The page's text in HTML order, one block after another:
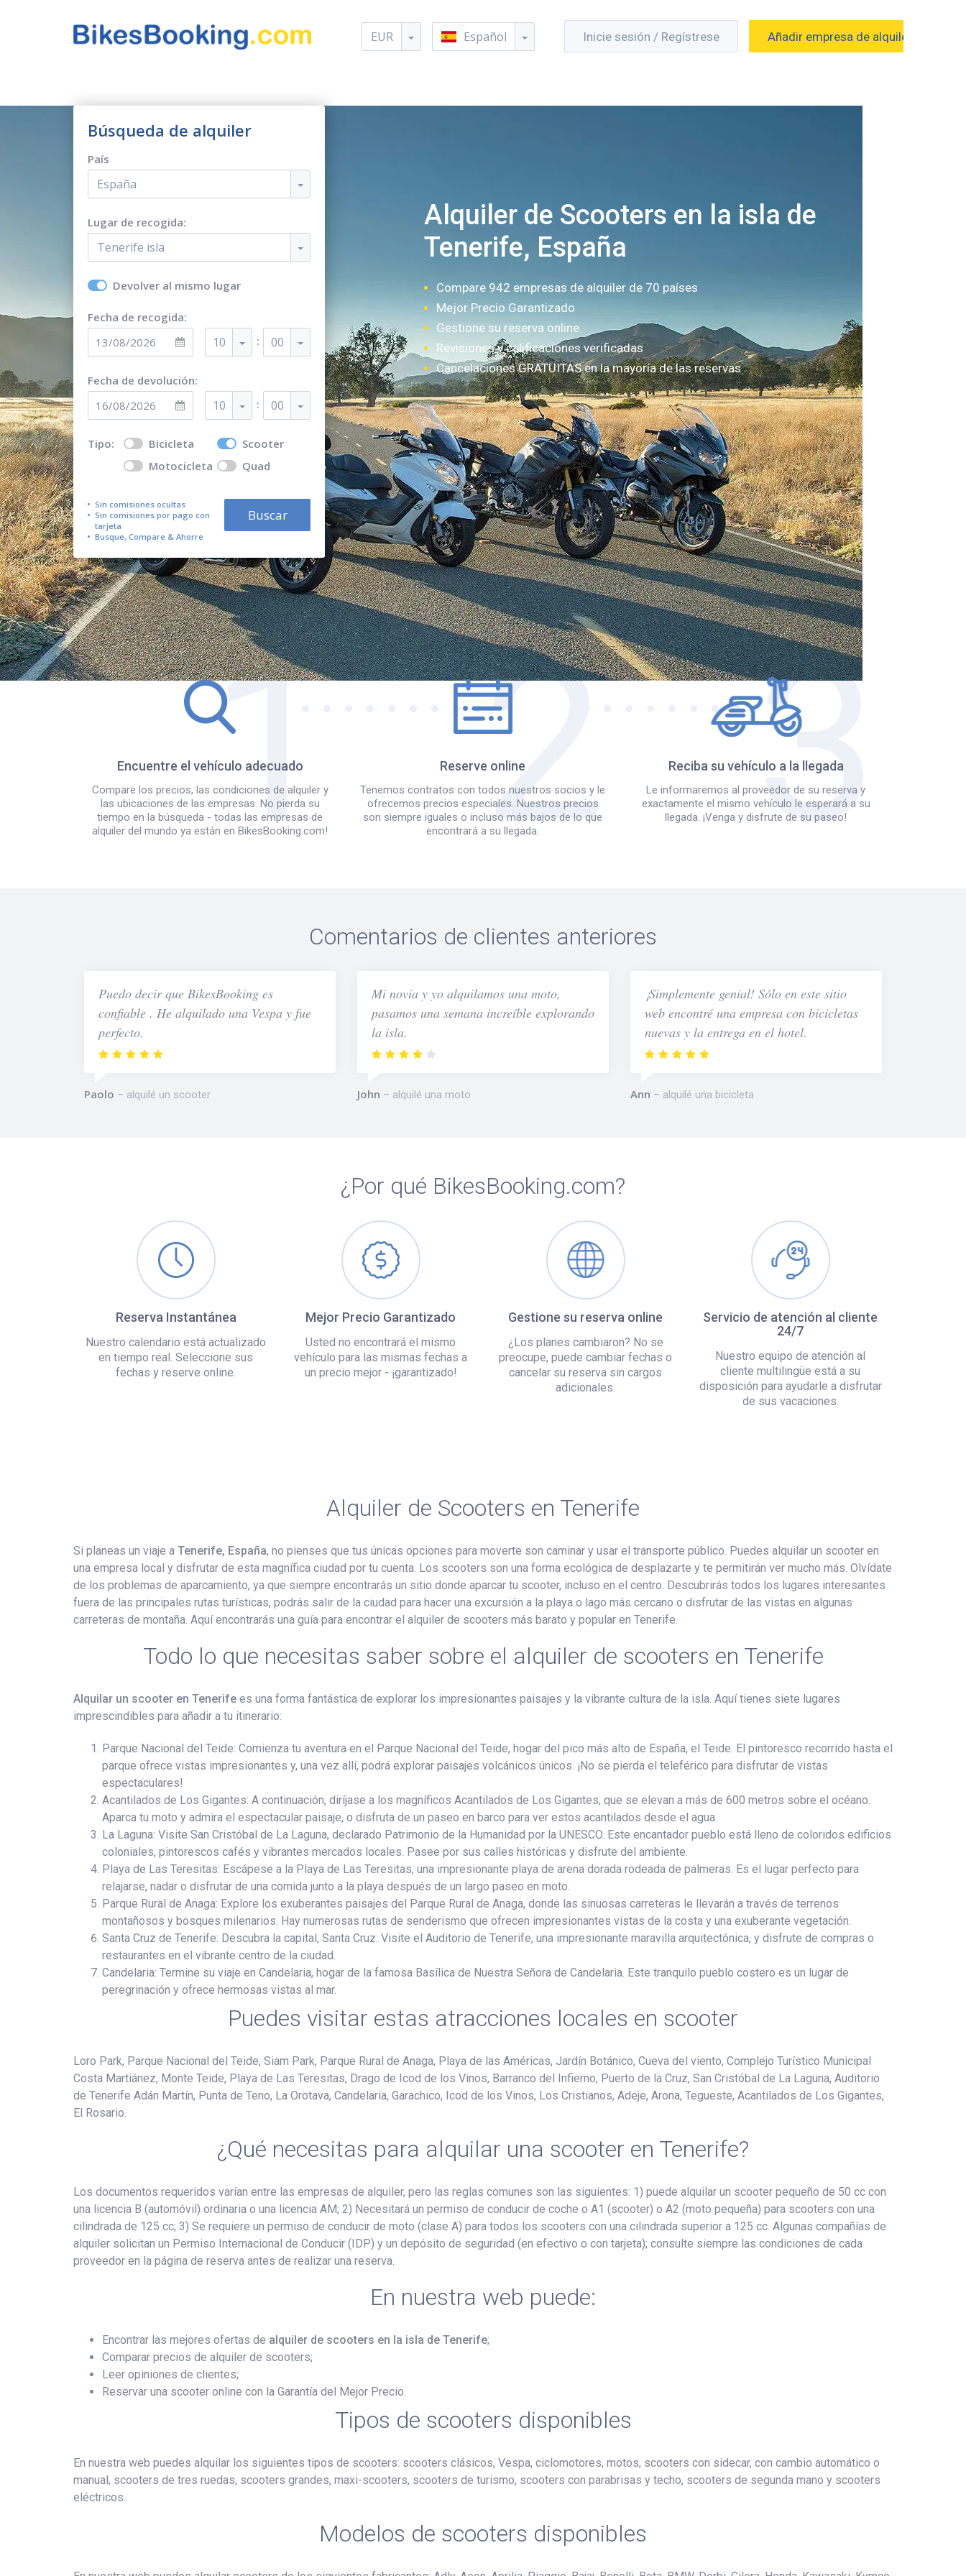
EUR Español Inicie sesión / Regístrese Añadir empresa de alquiler
Búsqueda de alquiler
País
España
Lugar de recogida:
Tenerife isla
Devolver al mismo lugar
Fecha de recogida:
10 : 00
Fecha de devolución:
10 : 00
Tipo: Bicicleta
Scooter
Motocicleta
Quad
Sin comisiones ocultas
Sin comisiones por pago con
tarjeta
Busque, Compare & Ahorre
Buscar
Alquiler de Scooters en la isla de
Tenerife, España
Compare 942 empresas de alquiler de 70 países
Mejor Precio Garantizado
Gestione su reserva online
Revisiones y calificaciones verificadas
Cancelaciones GRATUITAS en la mayoría de las reservas
¿Cómo funciona?
Encuentre el vehículo adecuado
Compare los precios, las condiciones de alquiler y
las ubicaciones de las empresas. No pierda su
tiempo en la búsqueda - todas las empresas de
alquiler del mundo ya están en BikesBooking.com!
Reserve online
Tenemos contratos con todos nuestros socios y le
ofrecemos precios especiales. Nuestros precios
son siempre iguales o incluso más bajos de lo que
encontrará a su llegada.
Reciba su vehículo a la llegada
Le informaremos al proveedor de su reserva y
exactamente el mismo vehículo le esperará a su
llegada. ¡Venga y disfrute de su paseo!
Comentarios de clientes anteriores
Puedo decir que BikesBooking es
confiable . He alquilado una Vespa y fue
perfecto.
Paolo alquilé un scooter
Mi novia y yo alquilamos una moto,
pasamos una semana increíble explorando
la isla.
John alquilé una moto
¡Simplemente genial! Sólo en este sitio
web encontré una empresa con bicicletas
nuevas y la entrega en el hotel.
Ann alquilé una bicicleta
¿Por qué BikesBooking.com?
Reserva Instantánea
Nuestro calendario está actualizado
en tiempo real. Seleccione sus
fechas y reserve online.
Mejor Precio Garantizado
Usted no encontrará el mismo
vehículo para las mismas fechas a
un precio mejor - ¡garantizado!
Gestione su reserva online
¿Los planes cambiaron? No se
preocupe, puede cambiar fechas o
cancelar su reserva sin cargos
adicionales.
Servicio de atención al cliente
24/7
Nuestro equipo de atención al
cliente multilingüe está a su
disposición para ayudarle a disfrutar
de sus vacaciones.
Alquiler de Scooters en Tenerife
Si planeas un viaje a Tenerife, España, no pienses que tus únicas opciones para moverte son caminar y usar el transporte público. Puedes alquilar un scooter en
una empresa local y disfrutar de esta magnífica ciudad por tu cuenta. Los scooters son una forma ecológica de desplazarte y te permitirán ver mucho más. Olvídate
de los problemas de aparcamiento, ya que siempre encontrarás un sitio donde aparcar tu scooter, incluso en el centro. Descubrirás todos los lugares interesantes
fuera de las principales rutas turísticas, podrás salir de la ciudad para hacer una excursión a la playa o lago más cercano o disfrutar de las vistas en algunas
carreteras de montaña. Aquí encontrarás una guía para encontrar el alquiler de scooters más barato y popular en Tenerife.
Todo lo que necesitas saber sobre el alquiler de scooters en Tenerife
Alquilar un scooter en Tenerife es una forma fantástica de explorar los impresionantes paisajes y la vibrante cultura de la isla. Aquí tienes siete lugares
imprescindibles para añadir a tu itinerario:
Parque Nacional del Teide: Comienza tu aventura en el Parque Nacional del Teide, hogar del pico más alto de España, el Teide. El pintoresco recorrido hasta el
parque ofrece vistas impresionantes y, una vez allí, podrá explorar paisajes volcánicos únicos. ¡No se pierda el teleférico para disfrutar de vistas
espectaculares!
Acantilados de Los Gigantes: A continuación, diríjase a los magníficos Acantilados de Los Gigantes, que se elevan a más de 600 metros sobre el océano.
Aparca tu moto y admira el espectacular paisaje, o disfruta de un paseo en barco para ver estos acantilados desde el agua.
La Laguna: Visite San Cristóbal de La Laguna, declarado Patrimonio de la Humanidad por la UNESCO. Este encantador pueblo está lleno de coloridos edificios
coloniales, pintorescos cafés y vibrantes mercados locales. Pasee por sus calles históricas y disfrute del ambiente.
Playa de Las Teresitas: Escápese a la Playa de Las Teresitas, una impresionante playa de arena dorada rodeada de palmeras. Es el lugar perfecto para
relajarse, nadar o disfrutar de una comida junto a la playa después de un largo paseo en moto.
Parque Rural de Anaga: Explore los exuberantes paisajes del Parque Rural de Anaga, donde las sinuosas carreteras le llevarán a través de terrenos
montañosos y bosques milenarios. Hay numerosas rutas de senderismo que ofrecen impresionantes vistas de la costa y una exuberante vegetación.
Santa Cruz de Tenerife: Descubra la capital, Santa Cruz. Visite el Auditorio de Tenerife, una impresionante maravilla arquitectónica, y disfrute de compras o
restaurantes en el vibrante centro de la ciudad.
Candelaria: Termine su viaje en Candelaria, hogar de la famosa Basílica de Nuestra Señora de Candelaria. Este tranquilo pueblo costero es un lugar de
peregrinación y ofrece hermosas vistas al mar.
Puedes visitar estas atracciones locales en scooter
Loro Park, Parque Nacional del Teide, Siam Park, Parque Rural de Anaga, Playa de las Américas, Jardín Botánico, Cueva del viento, Complejo Turístico Municipal
Costa Martiánez, Monte Teide, Playa de Las Teresitas, Drago de Icod de los Vinos, Barranco del Infierno, Puerto de la Cruz, San Cristóbal de La Laguna, Auditorio
de Tenerife Adán Martín, Punta de Teno, La Orotava, Candelaria, Garachico, Icod de los Vinos, Los Cristianos, Adeje, Arona, Tegueste, Acantilados de Los Gigantes,
El Rosario.
¿Qué necesitas para alquilar una scooter en Tenerife?
Los documentos requeridos varían entre las empresas de alquiler, pero las reglas comunes son las siguientes: 1) puede alquilar un scooter pequeño de 50 cc con
una licencia B (automóvil) ordinaria o una licencia AM; 2) Necesitará un permiso de conducir de coche o A1 (scooter) o A2 (moto pequeña) para scooters con una
cilindrada de 125 cc; 3) Se requiere un permiso de conducir de moto (clase A) para todos los scooters con una cilindrada superior a 125 cc. Algunas compañías de
alquiler solicitan un Permiso Internacional de Conducir (IDP) y un depósito de seguridad (en efectivo o con tarjeta); consulte siempre las condiciones de cada
proveedor en la página de reserva antes de realizar una reserva.
En nuestra web puede:
Encontrar las mejores ofertas de alquiler de scooters en la isla de Tenerife;
Comparar precios de alquiler de scooters;
Leer opiniones de clientes;
Reservar una scooter online con la Garantía del Mejor Precio.
Tipos de scooters disponibles
En nuestra web puedes alquilar los siguientes tipos de scooters: scooters clásicos, Vespa, ciclomotores, motos, scooters con sidecar, con cambio automático o
manual, scooters de tres ruedas, scooters grandes, maxi-scooters, scooters de turismo, scooters con parabrisas y techo, scooters de segunda mano y scooters
eléctricos.
Modelos de scooters disponibles